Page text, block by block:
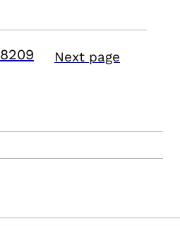
8209 Next page